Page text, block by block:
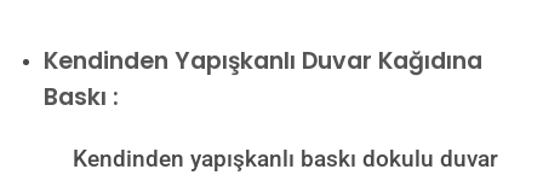
Kendinden Yapışkanlı Duvar Kağıdına
Baskı :
Kendinden yapışkanlı baskı dokulu duvar